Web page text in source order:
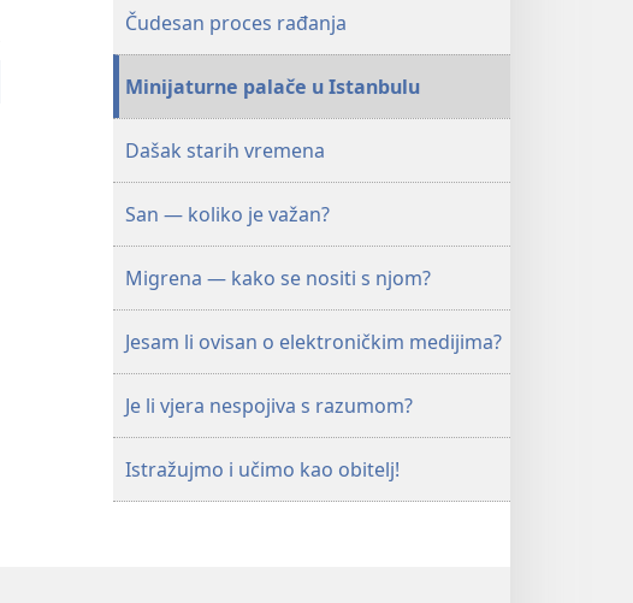
Čudesan proces rađanja
Minijaturne palače u Istanbulu
Dašak starih vremena
San — koliko je važan?
Migrena — kako se nositi s njom?
Jesam li ovisan o elektroničkim medijima?
Je li vjera nespojiva s razumom?
Istražujmo i učimo kao obitelj!